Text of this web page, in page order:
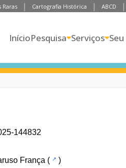
Raras Cartografia Histórica ABCD
InícioPesquisa Serviços
144832
França (
)